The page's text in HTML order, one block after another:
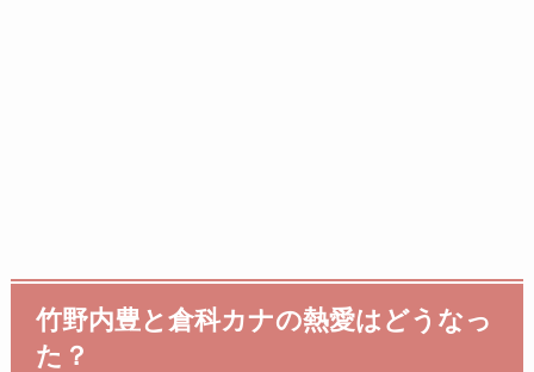
竹野内豊と倉科カナの熱愛はどうなっ
た？